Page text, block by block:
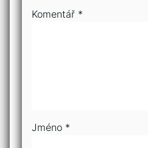
Komentář *
Jméno *